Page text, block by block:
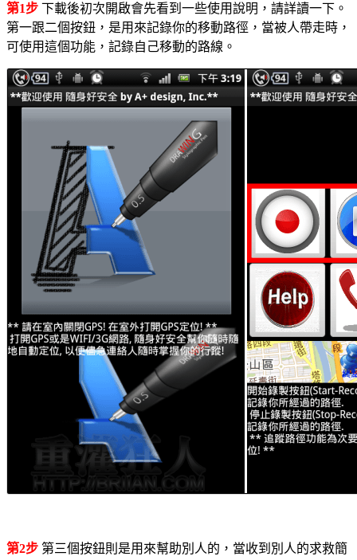
第1步 下載後初次開啟會先看到一些使用說明，請詳讀一下。
第一跟二個按鈕，是用來記錄你的移動路徑，當被人帶走時，
可使用這個功能，記錄自己移動的路線。
第2步 第三個按鈕則是用來幫助別人的，當收到別人的求救簡